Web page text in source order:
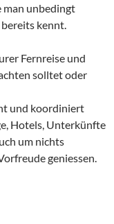
man unbedingt
kennt.
Fernreise und
solltet oder
und koordiniert
Hotels, Unterkünfte
um nichts
geniessen.